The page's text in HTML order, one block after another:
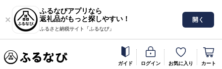
ふるなびアプリなら
返礼品がもっと探しやすい！
ふるさと納税サイト「ふるなび」
開く
ガイド ログイン お気に入り カート